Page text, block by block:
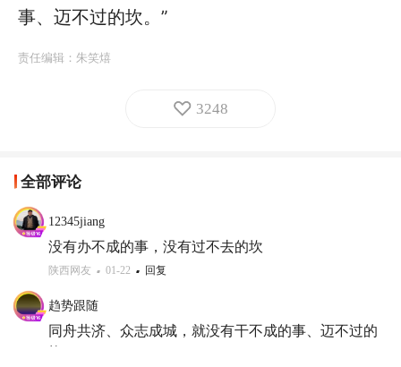
事、迈不过的坎。”
责任编辑： 朱笑熺
3248
全部评论
12345jiang
没有办不成的事，没有过不去的坎
陕西网友 01-22 回复
趋势跟随
同舟共济、众志成城，就没有干不成的事、迈不过的